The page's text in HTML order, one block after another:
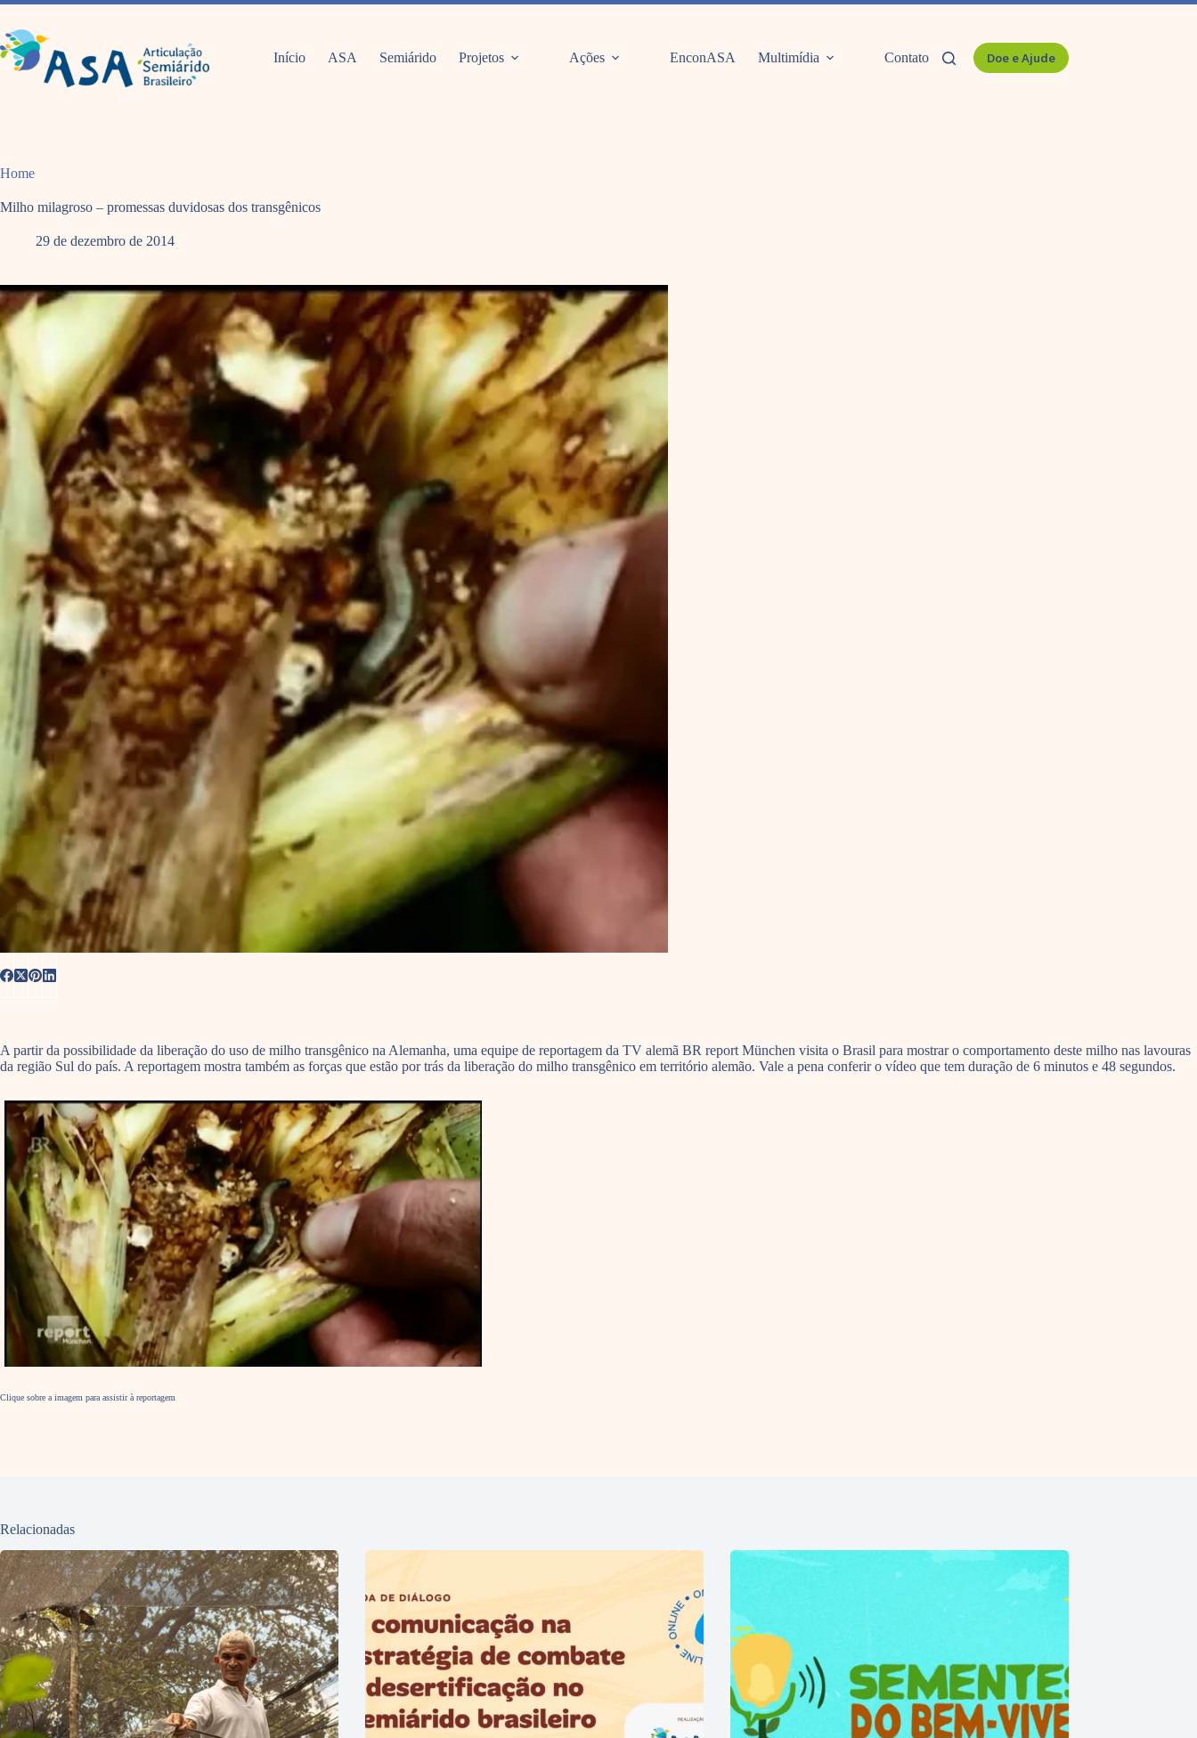
Pular
o
conteúdo
Início ASA Semiárido Projetos Ações EnconASA Multimídia Contato Doe e Ajude
Home
Milho milagroso – promessas duvidosas dos transgênicos
29 de dezembro de 2014
A partir da possibilidade da liberação do uso de milho transgênico na Alemanha, uma equipe de reportagem da TV alemã BR report München visita o Brasil para mostrar o comportamento deste milho nas lavouras
da região Sul do país. A reportagem mostra também as forças que estão por trás da liberação do milho transgênico em território alemão. Vale a pena conferir o vídeo que tem duração de 6 minutos e 48 segundos.
Clique sobre a imagem para assistir à reportagem
Relacionadas